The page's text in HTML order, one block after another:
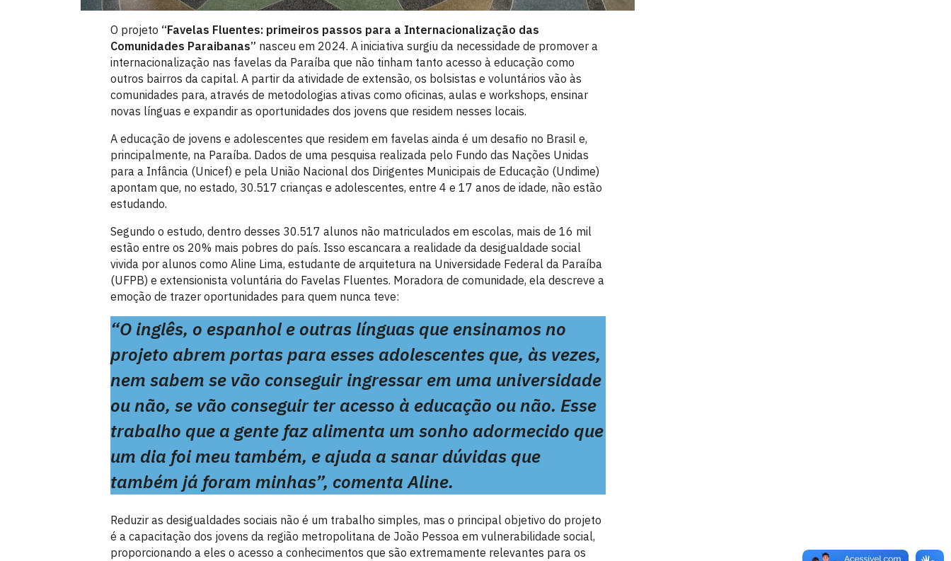
O projeto “Favelas Fluentes: primeiros passos para a Internacionalização das
Comunidades Paraibanas” nasceu em 2024. A iniciativa surgiu da necessidade de promover a
internacionalização nas favelas da Paraíba que não tinham tanto acesso à educação como
outros bairros da capital. A partir da atividade de extensão, os bolsistas e voluntários vão às
comunidades para, através de metodologias ativas como oficinas, aulas e workshops, ensinar
novas línguas e expandir as oportunidades dos jovens que residem nesses locais.
A educação de jovens e adolescentes que residem em favelas ainda é um desafio no Brasil e,
principalmente, na Paraíba. Dados de uma pesquisa realizada pelo Fundo das Nações Unidas
para a Infância (Unicef) e pela União Nacional dos Dirigentes Municipais de Educação (Undime)
apontam que, no estado, 30.517 crianças e adolescentes, entre 4 e 17 anos de idade, não estão
estudando.
Segundo o estudo, dentro desses 30.517 alunos não matriculados em escolas, mais de 16 mil
estão entre os 20% mais pobres do país. Isso escancara a realidade da desigualdade social
vivida por alunos como Aline Lima, estudante de arquitetura na Universidade Federal da Paraíba
(UFPB) e extensionista voluntária do Favelas Fluentes. Moradora de comunidade, ela descreve a
emoção de trazer oportunidades para quem nunca teve:
“O inglês, o espanhol e outras línguas que ensinamos no
projeto abrem portas para esses adolescentes que, às vezes,
nem sabem se vão conseguir ingressar em uma universidade
ou não, se vão conseguir ter acesso à educação ou não. Esse
trabalho que a gente faz alimenta um sonho adormecido que
um dia foi meu também, e ajuda a sanar dúvidas que
também já foram minhas”, comenta Aline.
Reduzir as desigualdades sociais não é um trabalho simples, mas o principal objetivo do projeto
é a capacitação dos jovens da região metropolitana de João Pessoa em vulnerabilidade social,
proporcionando a eles o acesso a conhecimentos que são extremamente relevantes para os